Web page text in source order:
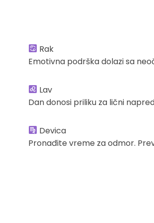
Rak
Emotivna podrška dolazi sa
Lav
Dan donosi priliku za lični
Devica
Pronađite vreme za odmor.